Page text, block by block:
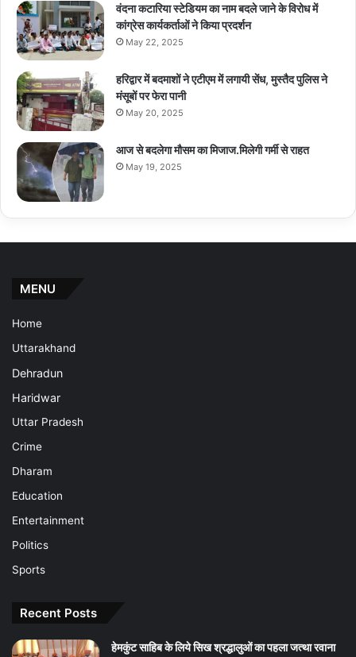
वंदना कटारिया स्टेडियम का नाम बदले जाने के विरोध में
कांग्रेस कार्यकर्ताओं ने किया प्रदर्शन
May 22, 2025
हरिद्वार में बदमाशों ने एटीएम में लगायी सेंध, मुस्तैद पुलिस ने
मंसूबों पर फेरा पानी
May 20, 2025
आज से बदलेगा मौसम का मिजाज.मिलेगी गर्मी से राहत
May 19, 2025
MENU
Home
Uttarakhand
Dehradun
Haridwar
Uttar Pradesh
Crime
Dharam
Education
Entertainment
Politics
Sports
Recent Posts
हेमकुंट साहिब के लिये सिख श्रद्धालुओं का पहला जत्था रवाना